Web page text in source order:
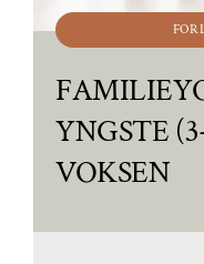
YNGSTE
VOKSEN